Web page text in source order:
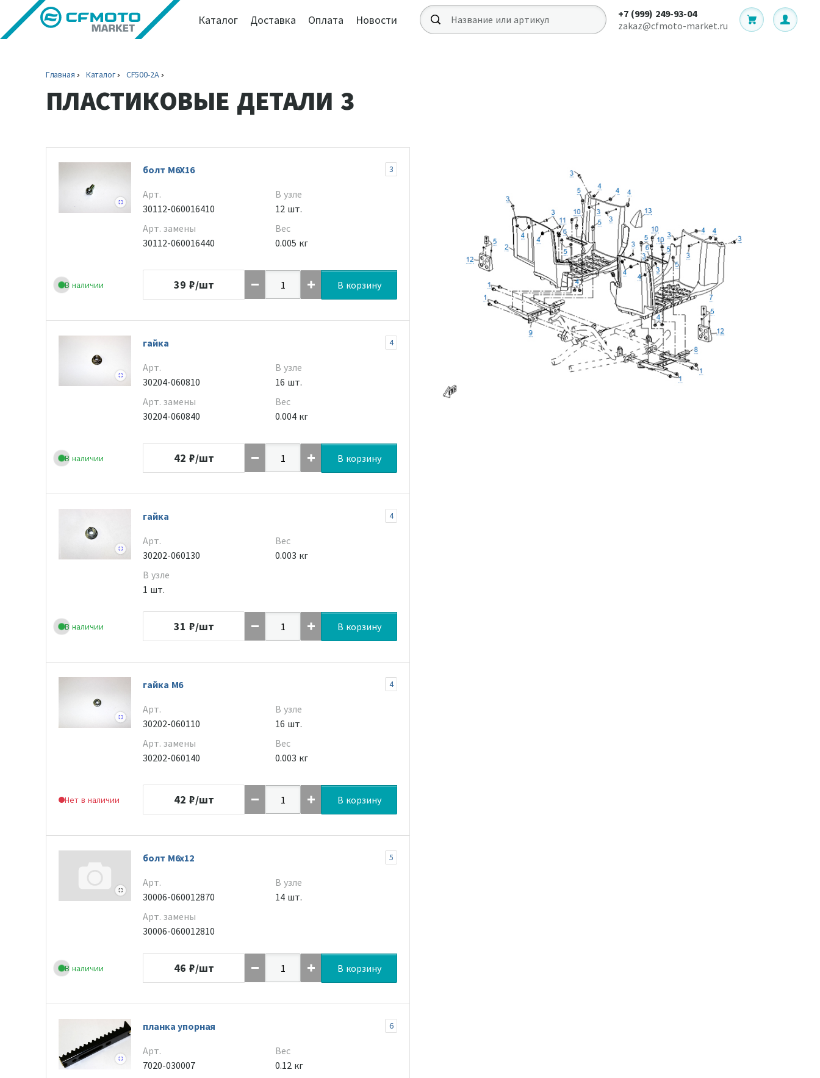
Каталог Доставка Оплата Новости
+7 (999) 249-93-04
zakaz@cfmoto-market.ru
Главная Каталог CF500-2A
ПЛАСТИКОВЫЕ ДЕТАЛИ 3
В наличии
болт M6X16 3
Арт.
30112-060016410
Арт. замены
30112-060016440
В узле
12 шт.
Вес
0.005 кг
39 ₽/шт В корзину
В наличии
гайка 4
Арт.
30204-060810
Арт. замены
30204-060840
В узле
16 шт.
Вес
0.004 кг
42 ₽/шт В корзину
В наличии
гайка 4
Арт.
30202-060130
В узле
1 шт.
Вес
0.003 кг
31 ₽/шт В корзину
Нет в наличии
гайка М6 4
Арт.
30202-060110
Арт. замены
30202-060140
В узле
16 шт.
Вес
0.003 кг
42 ₽/шт В корзину
В наличии
болт М6х12 5
Арт.
30006-060012870
Арт. замены
30006-060012810
В узле
14 шт.
46 ₽/шт В корзину
планка упорная 6
Арт.
7020-030007
Вес
0.12 кг